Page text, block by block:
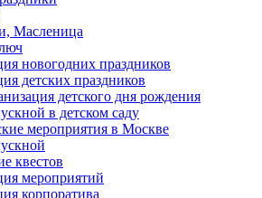
Масленица
новогодних праздников
детских праздников
детского дня рождения
в детском саду
мероприятия в Москве
квестов
мероприятий
корпоратива